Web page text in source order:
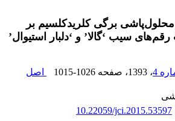
برگی کلریدکلسیم بر
سیب ‘گالا’ و ‘دلبار استیوال’
، 1393 ، صفحه 1015-1026
اصل
10.22059/jci.2015.53597